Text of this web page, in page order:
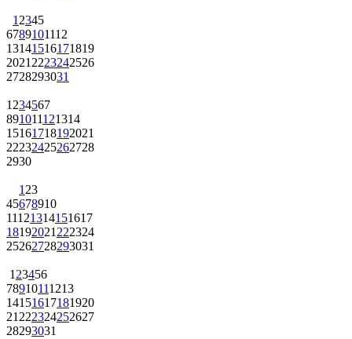
1 2345
6789101112
13141516171819
2021 2223242526
2728293031
1 234567
891011121314
15161718192021
22232425262728
2930
1 23
45678910
11121314151617
18192021 222324
25262728293031
1 23456
78910111213
14151617181920
21 222324252627
28293031